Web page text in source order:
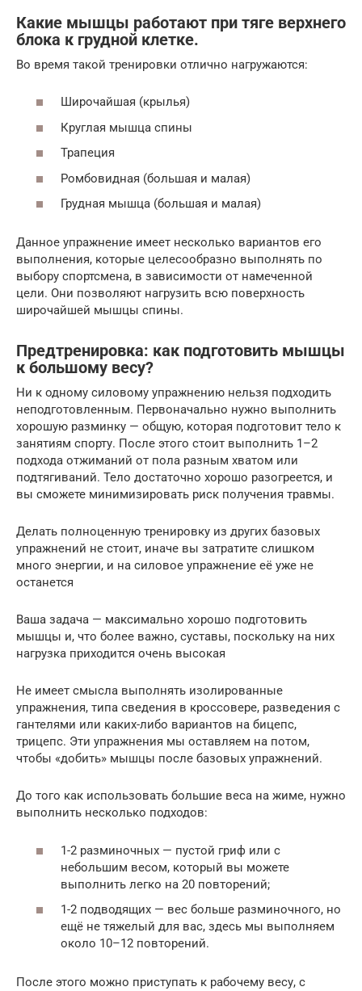
Какие мышцы работают при тяге верхнего
блока к грудной клетке.
Во время такой тренировки отлично нагружаются:
Широчайшая (крылья)
Круглая мышца спины
Трапеция
Ромбовидная (большая и малая)
Грудная мышца (большая и малая)
Данное упражнение имеет несколько вариантов его
выполнения, которые целесообразно выполнять по
выбору спортсмена, в зависимости от намеченной
цели. Они позволяют нагрузить всю поверхность
широчайшей мышцы спины.
Предтренировка: как подготовить мышцы
к большому весу?
Ни к одному силовому упражнению нельзя подходить
неподготовленным. Первоначально нужно выполнить
хорошую разминку — общую, которая подготовит тело к
занятиям спорту. После этого стоит выполнить 1–2
подхода отжиманий от пола разным хватом или
подтягиваний. Тело достаточно хорошо разогреется, и
вы сможете минимизировать риск получения травмы.
Делать полноценную тренировку из других базовых
упражнений не стоит, иначе вы затратите слишком
много энергии, и на силовое упражнение её уже не
останется
Ваша задача — максимально хорошо подготовить
мышцы и, что более важно, суставы, поскольку на них
нагрузка приходится очень высокая
Не имеет смысла выполнять изолированные
упражнения, типа сведения в кроссовере, разведения с
гантелями или каких-либо вариантов на бицепс,
трицепс. Эти упражнения мы оставляем на потом,
чтобы «добить» мышцы после базовых упражнений.
До того как использовать большие веса на жиме, нужно
выполнить несколько подходов:
1-2 разминочных — пустой гриф или с
небольшим весом, который вы можете
выполнить легко на 20 повторений;
1-2 подводящих — вес больше разминочного, но
ещё не тяжелый для вас, здесь мы выполняем
около 10–12 повторений.
После этого можно приступать к рабочему весу, с